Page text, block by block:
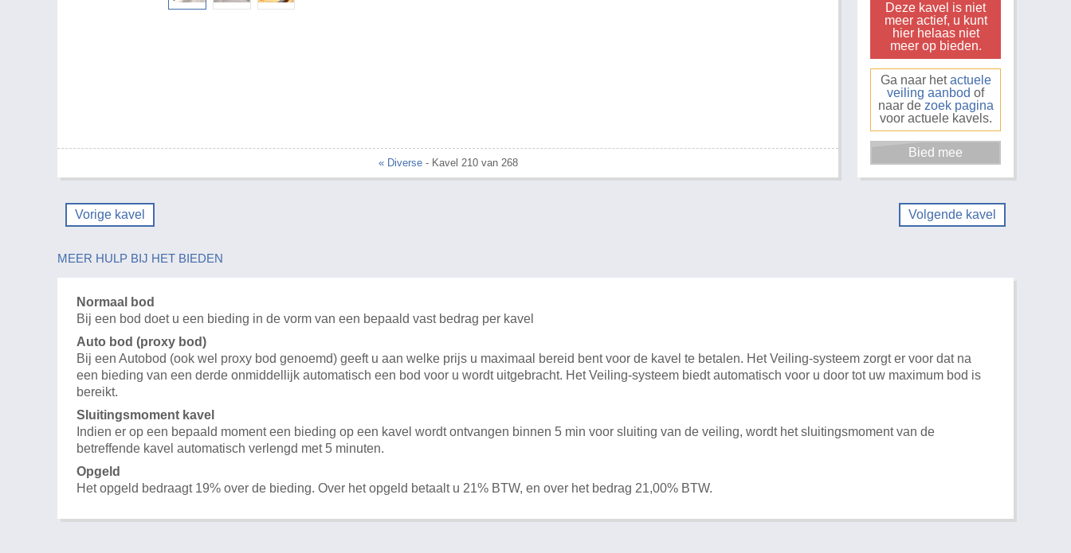
« Diverse- Kavel 210 van 268
Deze kavel is niet
meer actief, u kunt
hier helaas niet
meer op bieden.
Ga naar hetactuele
veiling aanbod of
naar de zoek pagina
voor actuele kavels.
Vorige kavel Volgende kavel
MEER HULP BIJ HET BIEDEN
Normaal bod
Bij een bod doet u een bieding in de vorm van een bepaald vast bedrag per kavel
Auto bod (proxy bod)
Bij een Autobod (ook wel proxy bod genoemd) geeft u aan welke prijs u maximaal bereid bent voor de kavel te betalen. Het Veiling-systeem zorgt er voor dat na
een bieding van een derde onmiddellijk automatisch een bod voor u wordt uitgebracht. Het Veiling-systeem biedt automatisch voor u door tot uw maximum bod is
bereikt.
Sluitingsmoment kavel
Indien er op een bepaald moment een bieding op een kavel wordt ontvangen binnen 5 min voor sluiting van de veiling, wordt het sluitingsmoment van de
betreffende kavel automatisch verlengd met 5 minuten.
Opgeld
Het opgeld bedraagt 19% over de bieding. Over het opgeld betaalt u 21% BTW, en over het bedrag 21,00% BTW.